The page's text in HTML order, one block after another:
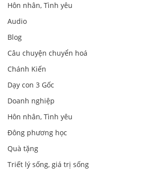
Hôn nhân, Tình yêu
Audio
Blog
Câu chuyện chuyển hoá
Chánh Kiến
Dạy con 3 Gốc
Doanh nghiệp
Hôn nhân, Tình yêu
Đông phương học
Quà tặng
Triết lý sống, giá trị sống